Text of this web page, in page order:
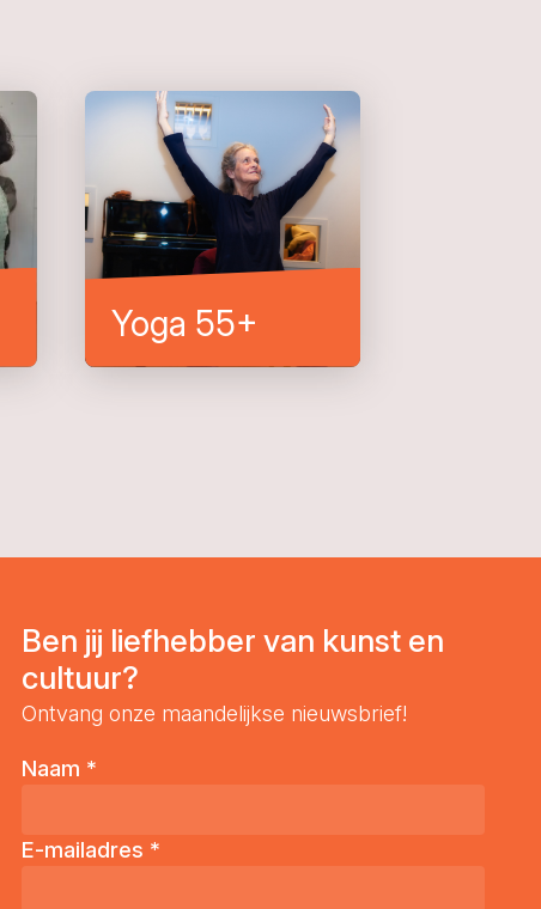
Yoga 55+
Ben jij liefhebber van kunst en
cultuur?
Ontvang onze maandelijkse nieuwsbrief!
Naam *
E-mailadres *